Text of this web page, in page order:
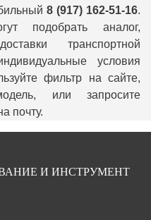
8 (917) 162-51-16.
подобрать аналог,
транспортной
условия
фильтр на сайте,
или запросите
почту.
И ИНСТРУМЕНТ